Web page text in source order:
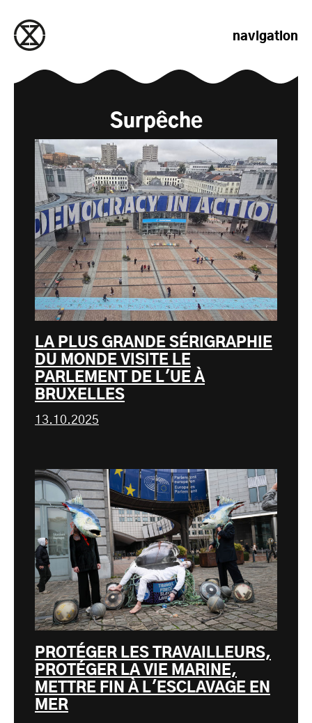
navigation
Surpêche
LA PLUS GRANDE SÉRIGRAPHIE
DU MONDE VISITE LE
PARLEMENT DE L'UE À
BRUXELLES
13.10.2025
PROTÉGER LES TRAVAILLEURS,
PROTÉGER LA VIE MARINE,
METTRE FIN À L'ESCLAVAGE EN
MER